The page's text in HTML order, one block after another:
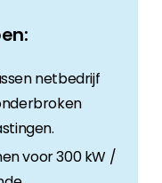
netbedrijf
voor 300 kW /